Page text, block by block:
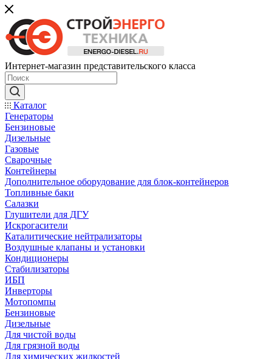
Интернет-магазин представительского класса
Каталог
Генераторы
Бензиновые
Дизельные
Газовые
Сварочные
Контейнеры
Дополнительное оборудование для блок-контейнеров
Топливные баки
Салазки
Глушители для ДГУ
Искрогасители
Каталитические нейтрализаторы
Воздушные клапаны и установки
Кондиционеры
Стабилизаторы
ИБП
Инверторы
Мотопомпы
Бензиновые
Дизельные
Для чистой воды
Для грязной воды
Для химических жидкостей